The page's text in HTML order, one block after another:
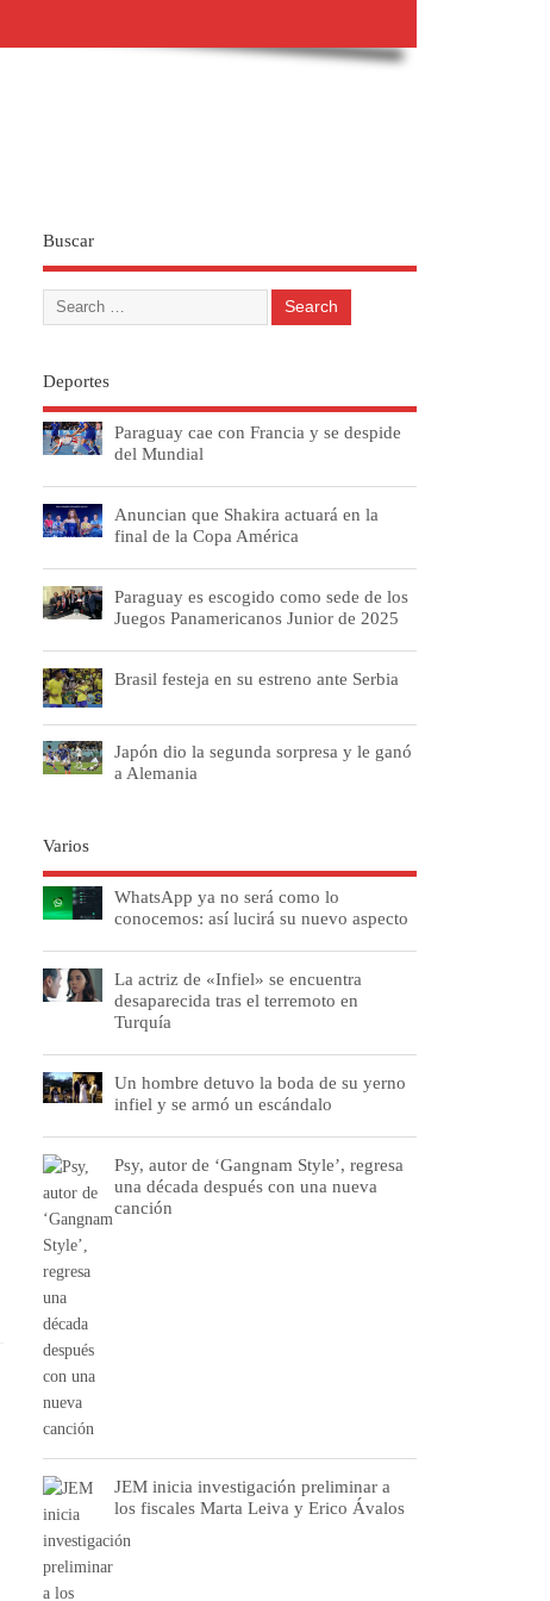
Buscar
Deportes
Paraguay cae con Francia y se despide
del Mundial
Anuncian que Shakira actuará en la
final de la Copa América
Paraguay es escogido como sede de los
Juegos Panamericanos Junior de 2025
Brasil festeja en su estreno ante Serbia
Japón dio la segunda sorpresa y le ganó
a Alemania
Varios
WhatsApp ya no será como lo
conocemos: así lucirá su nuevo aspecto
La actriz de «Infiel» se encuentra
desaparecida tras el terremoto en
Turquía
Un hombre detuvo la boda de su yerno
infiel y se armó un escándalo
Psy, autor de ‘Gangnam Style’, regresa
una década después con una nueva
canción
JEM inicia investigación preliminar a
los fiscales Marta Leiva y Erico Ávalos